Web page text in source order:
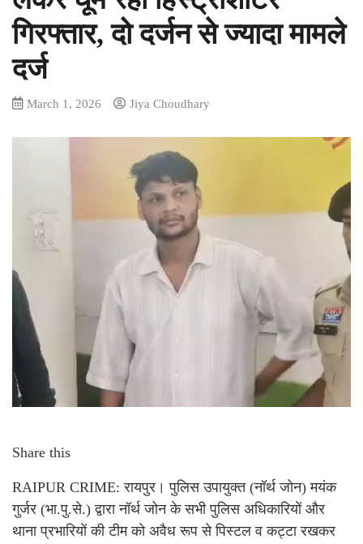
गिरफ्तार, दो दर्जन से ज्यादा मामले
दर्ज
March 1, 2026 Jiya Choudhary
Share this
RAIPUR CRIME: रायपुर। पुलिस उपायुक्त (नॉर्थ जोन) मयंक
गुर्जर (भा.पु.से.) द्वारा नॉर्थ जोन के सभी पुलिस अधिकारियों और
थाना प्रभारियों की टीम को अवैध रूप से पिस्टल व कट्टा रखकर